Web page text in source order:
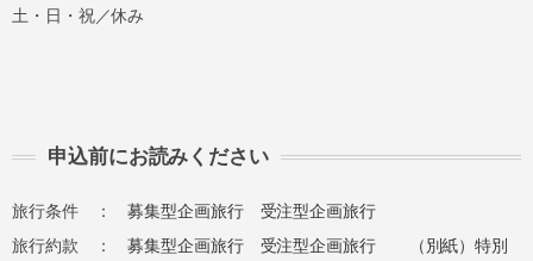
土・日・祝／休み
申込前にお読みください
旅行条件 ：募集型企画旅行
受注型企画旅行
旅行約款 ：募集型企画旅行 受注型企画旅行
（別紙）特別